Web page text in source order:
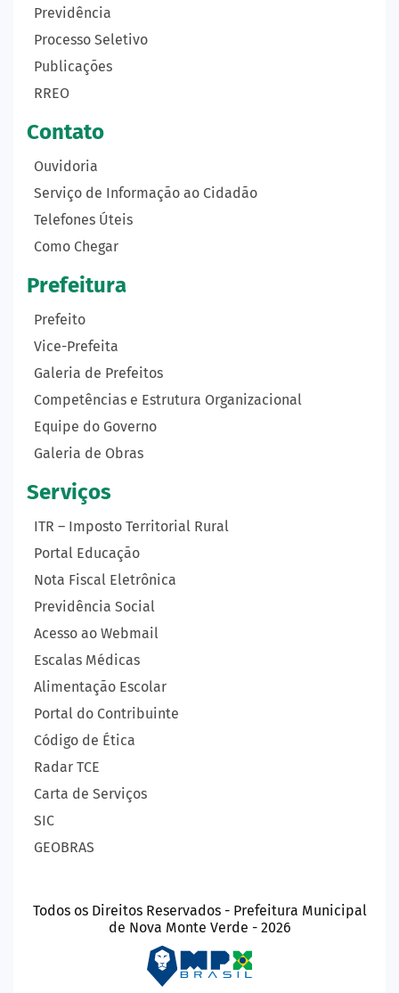
Previdência
Processo Seletivo
Publicações
RREO
Contato
Ouvidoria
Serviço de Informação ao Cidadão
Telefones Úteis
Como Chegar
Prefeitura
Prefeito
Vice-Prefeita
Galeria de Prefeitos
Competências e Estrutura Organizacional
Equipe do Governo
Galeria de Obras
Serviços
ITR – Imposto Territorial Rural
Portal Educação
Nota Fiscal Eletrônica
Previdência Social
Acesso ao Webmail
Escalas Médicas
Alimentação Escolar
Portal do Contribuinte
Código de Ética
Radar TCE
Carta de Serviços
SIC
GEOBRAS
Todos os Direitos Reservados - Prefeitura Municipal
de Nova Monte Verde - 2026